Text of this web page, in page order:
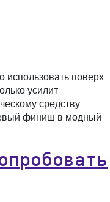
использовать поверх
усилит
средству
финиш в модный